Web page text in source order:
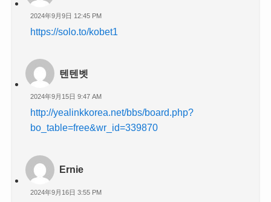
2024年9月9日 12:45 PM
https://solo.to/kobet1
텐텐벳
2024年9月15日 9:47 AM
http://yealinkkorea.net/bbs/board.php?
bo_table=free&wr_id=339870
Ernie
2024年9月16日 3:55 PM